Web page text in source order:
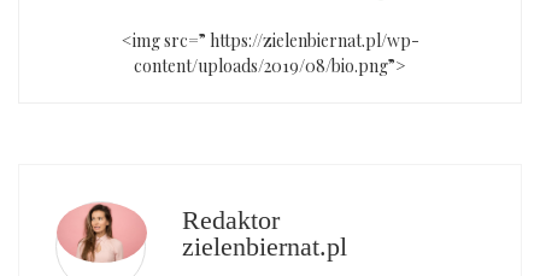
<img src=” https://zielenbiernat.pl/wp-
content/uploads/2019/08/bio.png”>
Redaktor
zielenbiernat.pl